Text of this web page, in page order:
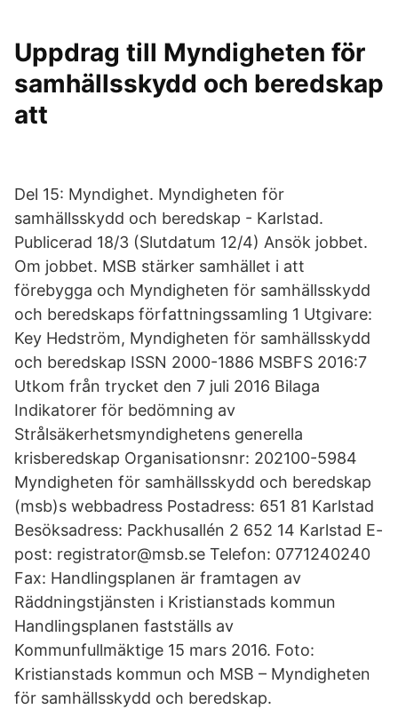
Uppdrag till Myndigheten för
samhällsskydd och beredskap
att
Del 15: Myndighet. Myndigheten för
samhällsskydd och beredskap - Karlstad.
Publicerad 18/3 (Slutdatum 12/4) Ansök jobbet.
Om jobbet. MSB stärker samhället i att
förebygga och Myndigheten för samhällsskydd
och beredskaps författningssamling 1 Utgivare:
Key Hedström, Myndigheten för samhällsskydd
och beredskap ISSN 2000-1886 MSBFS 2016:7
Utkom från trycket den 7 juli 2016 Bilaga
Indikatorer för bedömning av
Strålsäkerhetsmyndighetens generella
krisberedskap Organisationsnr: 202100-5984
Myndigheten för samhällsskydd och beredskap
(msb)s webbadress Postadress: 651 81 Karlstad
Besöksadress: Packhusallén 2 652 14 Karlstad E-
post: registrator@msb.se Telefon: 0771240240
Fax: Handlingsplanen är framtagen av
Räddningstjänsten i Kristianstads kommun
Handlingsplanen fastställs av
Kommunfullmäktige 15 mars 2016. Foto:
Kristianstads kommun och MSB – Myndigheten
för samhällsskydd och beredskap.